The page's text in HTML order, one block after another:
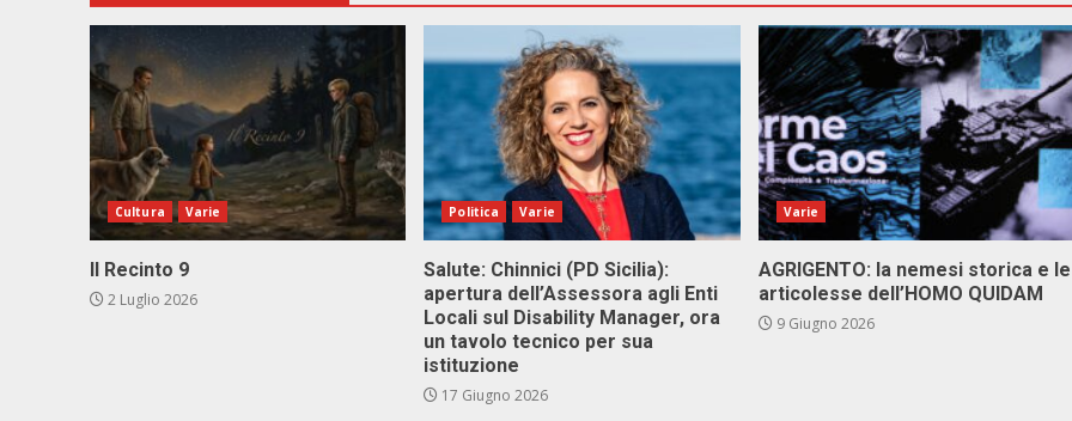
Cultura Varie
Il Recinto 9
2 Luglio 2026
Politica Varie
Salute: Chinnici (PD Sicilia):
apertura dell’Assessora agli Enti
Locali sul Disability Manager, ora
un tavolo tecnico per sua
istituzione
17 Giugno 2026
Varie
AGRIGENTO: la nemesi storica e le
articolesse dell’HOMO QUIDAM
9 Giugno 2026